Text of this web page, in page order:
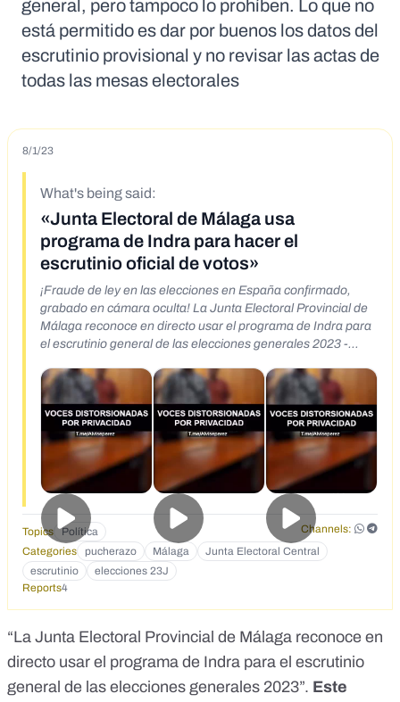
general, pero tampoco lo prohíben. Lo que no
está permitido es dar por buenos los datos del
escrutinio provisional y no revisar las actas de
todas las mesas electorales
8/1/23
What's being said:
«Junta Electoral de Málaga usa
programa de Indra para hacer el
escrutinio oficial de votos»
¡Fraude de ley en las elecciones en España confirmado,
grabado en cámara oculta! La Junta Electoral Provincial de
Málaga reconoce en directo usar el programa de Indra para
el escrutinio general de las elecciones generales 2023 -
Topics Política
Channels:
Categories
pucherazo Málaga
Junta Electoral Central
escrutinio
elecciones 23J
Reports4
“La Junta Electoral Provincial de Málaga reconoce en
directo usar el programa de Indra para el escrutinio
general de las elecciones generales 2023”. Este